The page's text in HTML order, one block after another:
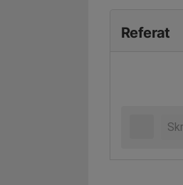
Referat